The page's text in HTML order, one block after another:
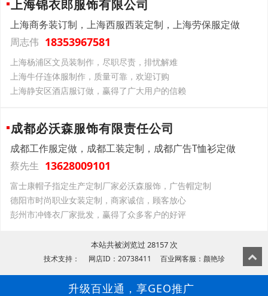
上海锦衣郎服饰有限公司
上海商务装订制，上海西服西装定制，上海劳保服定做
周志伟 18353967581
上海杨浦区文员装制作，尽职尽责，排忧解难
上海牛仔连体服制作，质量可靠，欢迎订购
上海静安区酒店服订做，赢得了广大用户的信赖
成都必沃森服饰有限责任公司
成都工作服定做，成都工装定制，成都广告T恤衫定做
蔡先生 13628009101
富士康帽子指定生产定制厂家必沃森服饰，广告帽定制
德阳市时尚职业女装定制，商家诚信，顾客放心
彭州市冲锋衣厂家批发，赢得了众多客户的好评
本站共被浏览过 28157 次
技术支持： 网店ID：20738411 百业网客服：颜艳珍
升级百业通，享GEO推广